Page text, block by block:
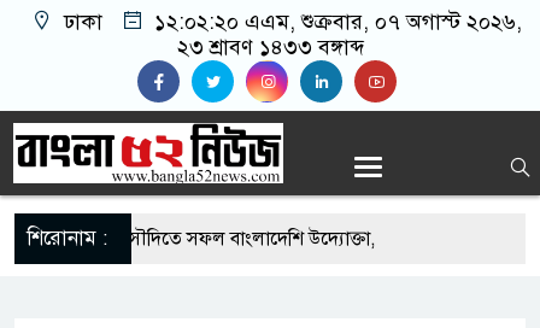
ঢাকা ১২:০২:২১ এএম, শুক্রবার, ০৭ অগাস্ট ২০২৬,
২৩ শ্রাবণ ১৪৩৩ বঙ্গাব্দ
শিরোনাম :
এর সুযোগে সৌদিতে সফল বাংলাদেশি উদ্যোক্তা,